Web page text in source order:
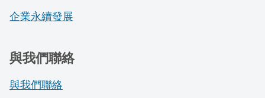
企業永續發展
與我們聯絡
與我們聯絡